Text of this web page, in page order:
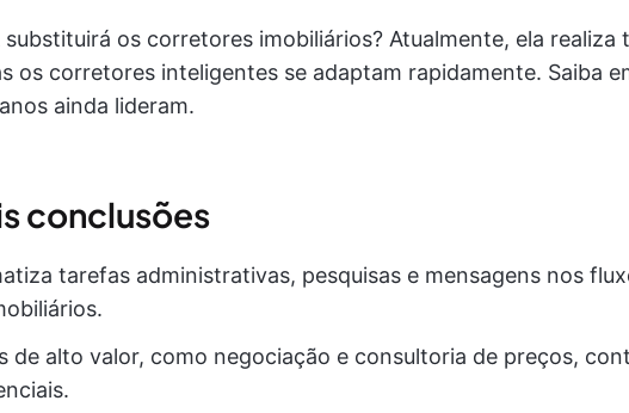
substituirá os corretores imobiliários? Atualmente, ela realiza
os corretores inteligentes se adaptam rapidamente. Saiba
ainda lideram.
conclusões
tarefas administrativas, pesquisas e mensagens nos
de alto valor, como negociação e consultoria de preços,